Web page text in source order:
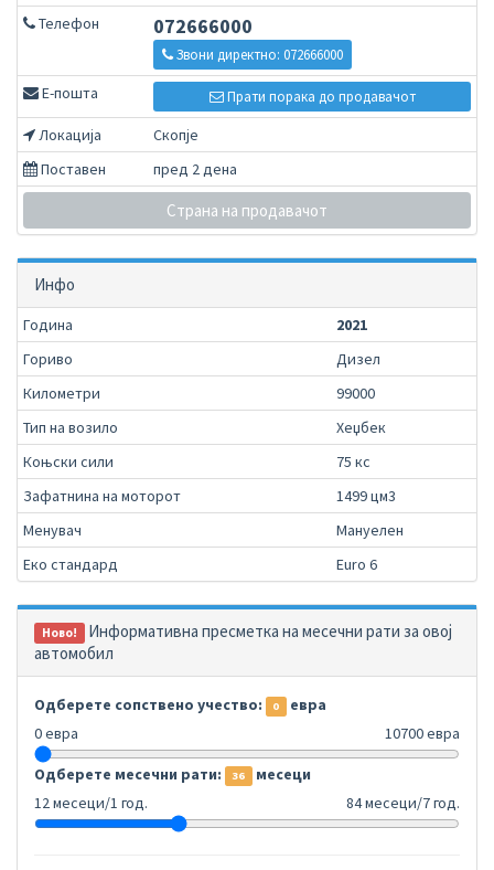
Телефон 072666000
Звони директно: 072666000
Е-пошта Прати порака до продавачот
Локација
Скопје
Поставен
пред 2 дена
Страна на продавачот
Инфо
Година
2021
Гориво
Дизел
Километри
99000
Тип на возило
Хеџбек
Коњски сили
75 кс
Зафатнина на моторот
1499 цм3
Менувач
Мануелен
Еко стандард
Euro 6
Ново! Информативна пресметка на месечни рати за овој
автомобил
Одберете сопствено учество: 0 евра
0 евра
10700 евра
Одберете месечни рати: 36 месеци
12 месеци/1 год.
84 месеци/7 год.